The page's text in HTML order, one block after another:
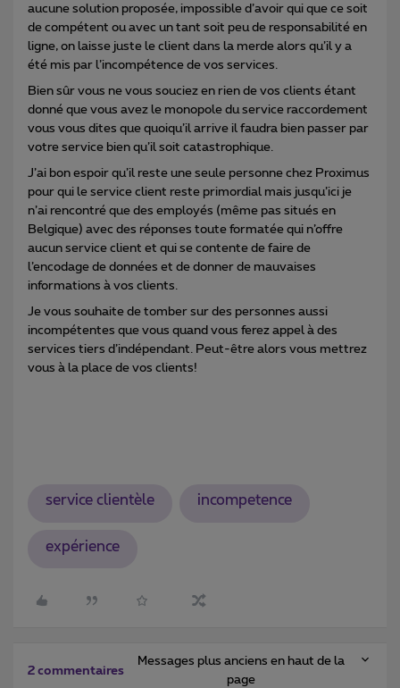
aucune solution proposée, impossible d’avoir qui que ce soit
de compétent ou avec un tant soit peu de responsabilité en
ligne, on laisse juste le client dans la merde alors qu’il y a
été mis par l’incompétence de vos services.
Bien sûr vous ne vous souciez en rien de vos clients étant
donné que vous avez le monopole du service raccordement
vous vous dites que quoiqu’il arrive il faudra bien passer par
votre service bien qu’il soit catastrophique.
J’ai bon espoir qu’il reste une seule personne chez Proximus
pour qui le service client reste primordial mais jusqu’ici je
n’ai rencontré que des employés (même pas situés en
Belgique) avec des réponses toute formatée qui n’offre
aucun service client et qui se contente de faire de
l’encodage de données et de donner de mauvaises
informations à vos clients.
Je vous souhaite de tomber sur des personnes aussi
incompétentes que vous quand vous ferez appel à des
services tiers d’indépendant. Peut-être alors vous mettrez
vous à la place de vos clients!
service clientèle incompetence
expérience
2 commentaires
Messages plus anciens en haut de la
page